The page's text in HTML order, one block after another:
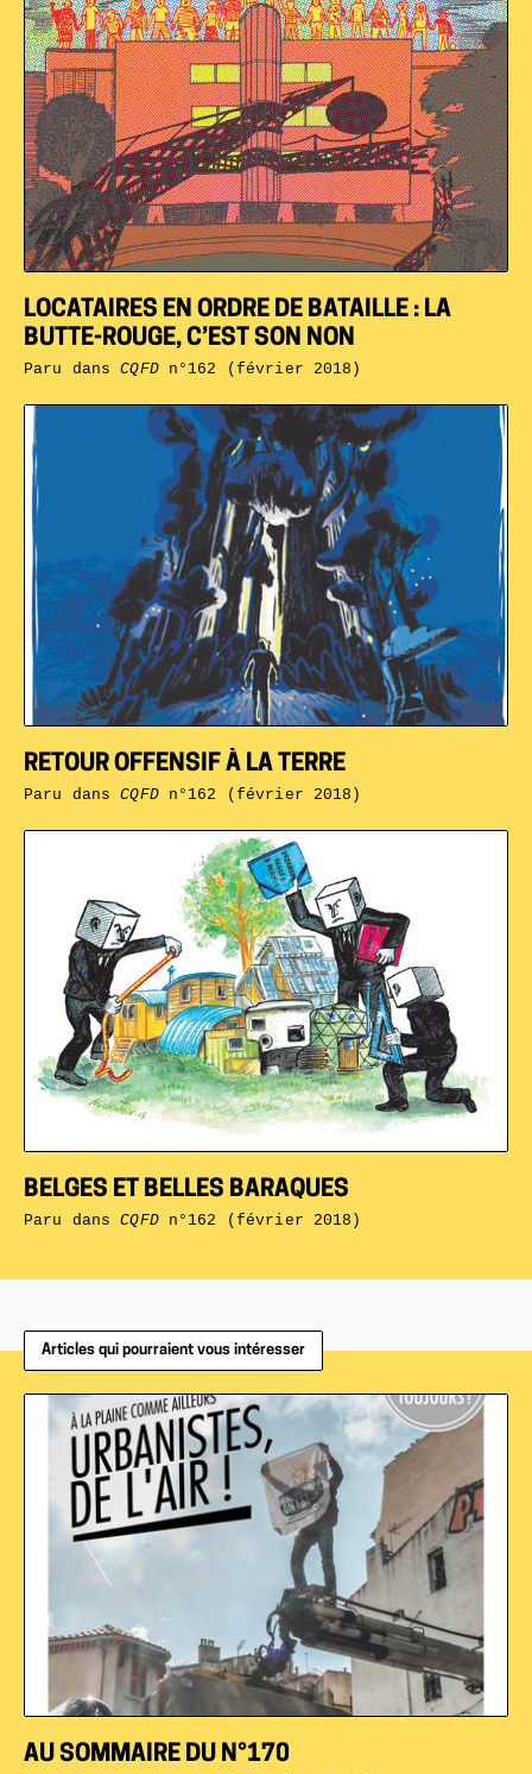
BELGES ET BELLES BARAQUES
Paru dansCQFDn°162 (février 2018)
RETOUR OFFENSIF À LA TERRE
Paru dansCQFDn°162 (février 2018)
LOCATAIRES EN ORDRE DE BATAILLE : LA
BUTTE-ROUGE, C’EST SON NON
Paru dansCQFDn°162 (février 2018)
Articles qui pourraient vous intéresser
AU SOMMAIRE DU N°170